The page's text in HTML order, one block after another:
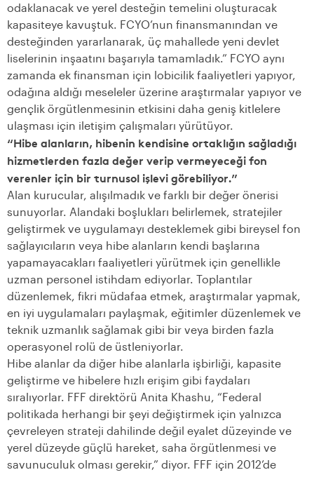
odaklanacak ve yerel desteğin temelini oluşturacak
kapasiteye kavuştuk. FCYO’nun finansmanından ve
desteğinden yararlanarak, üç mahallede yeni devlet
liselerinin inşaatını başarıyla tamamladık.” FCYO aynı
zamanda ek finansman için lobicilik faaliyetleri yapıyor,
odağına aldığı meseleler üzerine araştırmalar yapıyor ve
gençlik örgütlenmesinin etkisini daha geniş kitlelere
ulaşması için iletişim çalışmaları yürütüyor.
“Hibe alanların, hibenin kendisine ortaklığın sağladığı
hizmetlerden fazla değer verip vermeyeceği fon
verenler için bir turnusol işlevi görebiliyor.”
Alan kurucular, alışılmadık ve farklı bir değer önerisi
sunuyorlar. Alandaki boşlukları belirlemek, stratejiler
geliştirmek ve uygulamayı desteklemek gibi bireysel fon
sağlayıcıların veya hibe alanların kendi başlarına
yapamayacakları faaliyetleri yürütmek için genellikle
uzman personel istihdam ediyorlar. Toplantılar
düzenlemek, fikri müdafaa etmek, araştırmalar yapmak,
en iyi uygulamaları paylaşmak, eğitimler düzenlemek ve
teknik uzmanlık sağlamak gibi bir veya birden fazla
operasyonel rolü de üstleniyorlar.
Hibe alanlar da diğer hibe alanlarla işbirliği, kapasite
geliştirme ve hibelere hızlı erişim gibi faydaları
sıralıyorlar. FFF direktörü Anita Khashu, “Federal
politikada herhangi bir şeyi değiştirmek için yalnızca
çevreleyen strateji dahilinde değil eyalet düzeyinde ve
yerel düzeyde güçlü hareket, saha örgütlenmesi ve
savunuculuk olması gerekir,” diyor. FFF için 2012’de